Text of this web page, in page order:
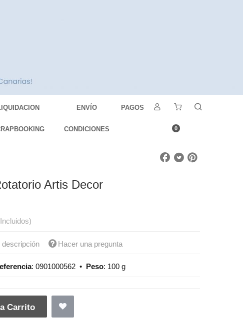
ENVÍO
CONDICIONES
PAGOS
0
Artis Decor
descripción Hacer una pregunta
:0901000562 • Peso: 100 g
Carrito